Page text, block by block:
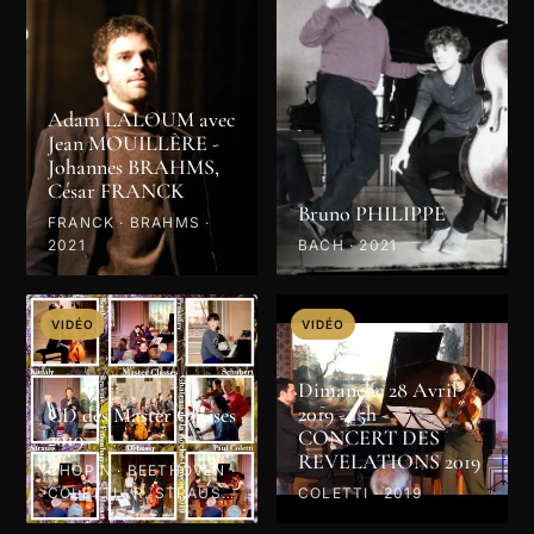
Adam LALOUM avec
Jean MOUILLÈRE -
Johannes BRAHMS,
César FRANCK
FRANCK · BRAHMS ·
2021
Bruno PHILIPPE
BACH · 2021
VIDÉO
CD des Master Classes
2019
CHOPIN · BEETHOVEN ·
COLETTI · R. STRAUSS
· PROKOFIEV · MOZART
VIDÉO
Dimanche 28 Avril
2019 - 15h -
CONCERT DES
REVELATIONS 2019
COLETTI · 2019